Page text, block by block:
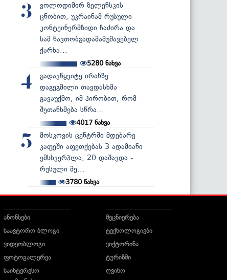
3
ვოლოდიმირ ზელენსკის
ცნობით, უკრაინამ რუსული
კონტეინერმზიდი ჩაძირა და
სამ ნავთობგადამამუშავებელ
ქარხა...
5280ნახვა
4
გადავწყვიტე ირანზე
დაგეგმილი თავდასხმა
გავაუქმო, იმ პირობით, რომ
შეთანხმება სწრა...
4017ნახვა
5
მოსკოვის ცენტრში მდებარე
კაფეში აფეთქებას 3 ადამიანი
ემსხვერპლა, 20 დაშავდა -
რუსული მე...
3780ნახვა
ანონსები
საავტორო ბლოგი
ვიდეობლოგი
ფოტოგალერეა
საინტერესო
მეცნიერება
ტექნოლოგიები
ვიქტორინა
ტურიზმი
ღვინო